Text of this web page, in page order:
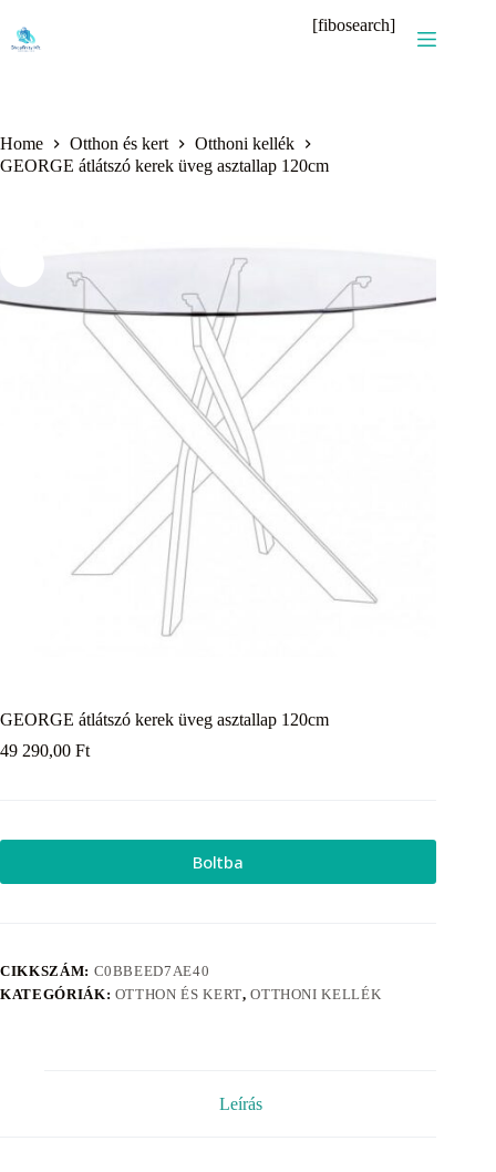
content
[fibosearch]
Home Otthon és kert
Otthoni kellék
GEORGE átlátszó kerek üveg asztallap 120cm
GEORGE átlátszó kerek üveg asztallap 120cm
49 290,00 Ft
Boltba
CIKKSZÁM: C0BBEED7AE40
KATEGÓRIÁK: OTTHON ÉS KERT,OTTHONI KELLÉK
Leírás